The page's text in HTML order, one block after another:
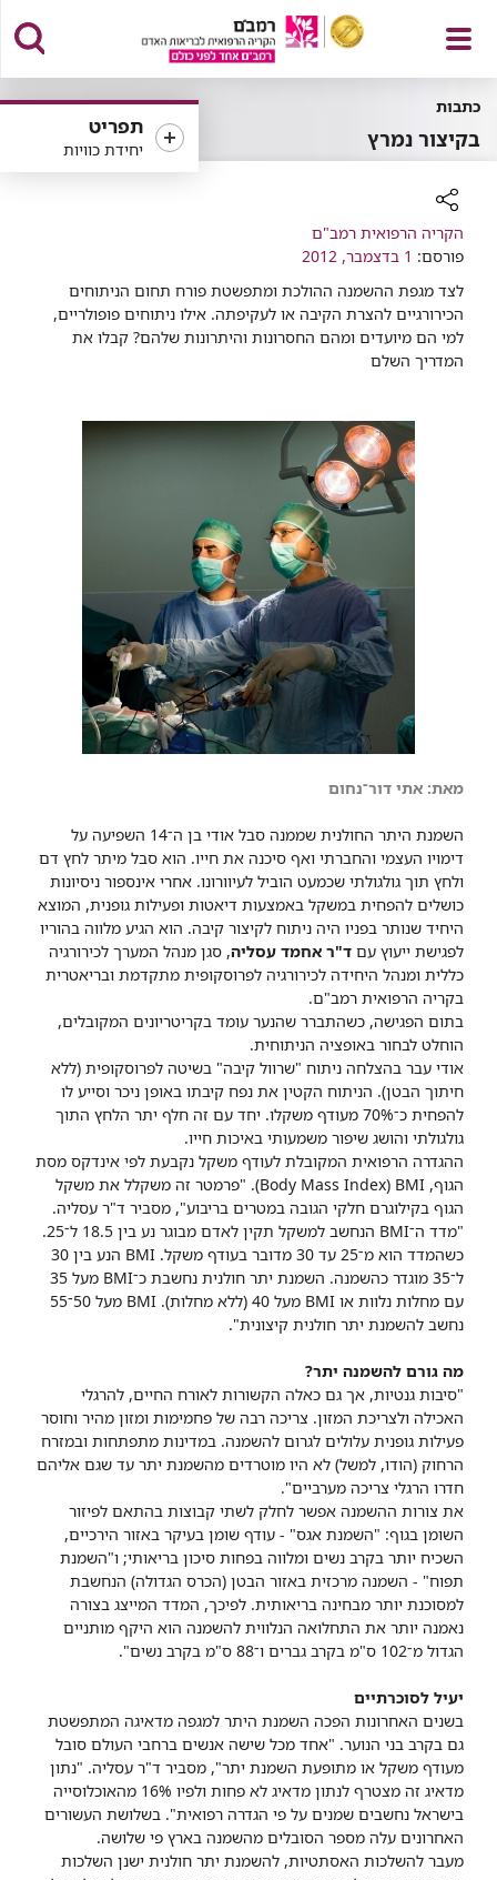
פתח
תפריט
תפריט
יחידת כוויות
כתבות
בקיצור נמרץ
רכיב
שיתוף
הקריה הרפואית רמב"ם
פורסם: 1 בדצמבר, 2012
לצד מגפת ההשמנה ההולכת ומתפשטת פורח תחום הניתוחים
הכירורגיים להצרת הקיבה או לעקיפתה. אילו ניתוחים פופולריים,
למי הם מיועדים ומהם החסרונות והיתרונות שלהם? קבלו את
המדריך השלם
מאת: אתי דור־נחום
השמנת היתר החולנית שממנה סבל אודי בן ה־14 השפיעה על
דימויו העצמי והחברתי ואף סיכנה את חייו. הוא סבל מיתר לחץ דם
ולחץ תוך גולגולתי שכמעט הוביל לעיוורונו. אחרי אינספור ניסיונות
כושלים להפחית במשקל באמצעות דיאטות ופעילות גופנית, המוצא
היחיד שנותר בפניו היה ניתוח לקיצור קיבה. הוא הגיע מלווה בהוריו
לפגישת ייעוץ עם ד"ר אחמד עסליה, סגן מנהל המערך לכירורגיה
כללית ומנהל היחידה לכירורגיה לפרוסקופית מתקדמת ובריאטרית
בקריה הרפואית רמב"ם.
בתום הפגישה, כשהתברר שהנער עומד בקריטריונים המקובלים,
הוחלט לבחור באופציה הניתוחית.
אודי עבר בהצלחה ניתוח "שרוול קיבה" בשיטה לפרוסקופית (ללא
חיתוך הבטן). הניתוח הקטין את נפח קיבתו באופן ניכר וסייע לו
להפחית כ־70% מעודף משקלו. יחד עם זה חלף יתר הלחץ התוך
גולגולתי והושג שיפור משמעותי באיכות חייו.
ההגדרה הרפואית המקובלת לעודף משקל נקבעת לפי אינדקס מסת
הגוף, Body Mass Index) BMI). "פרמטר זה משקלל את משקל
הגוף בקילוגרם חלקי הגובה במטרים בריבוע", מסביר ד"ר עסליה.
"מדד ה־BMI הנחשב למשקל תקין לאדם מבוגר נע בין 18.5 ל־25.
כשהמדד הוא מ־25 עד 30 מדובר בעודף משקל. BMI הנע בין 30
ל־35 מוגדר כהשמנה. השמנת יתר חולנית נחשבת כ־BMI מעל 35
עם מחלות נלוות או BMI מעל 40 (ללא מחלות). BMI מעל 50־55
נחשב להשמנת יתר חולנית קיצונית".
מה גורם להשמנה יתר?
"סיבות גנטיות, אך גם כאלה הקשורות לאורח החיים, להרגלי
האכילה ולצריכת המזון. צריכה רבה של פחמימות ומזון מהיר וחוסר
פעילות גופנית עלולים לגרום להשמנה. במדינות מתפתחות ובמזרח
הרחוק (הודו, למשל) לא היו מוטרדים מהשמנת יתר עד שגם אליהם
חדרו הרגלי צריכה מערביים".
את צורות ההשמנה אפשר לחלק לשתי קבוצות בהתאם לפיזור
השומן בגוף: "השמנת אגס" - עודף שומן בעיקר באזור הירכיים,
השכיח יותר בקרב נשים ומלווה בפחות סיכון בריאותי; ו"השמנת
תפוח" - השמנה מרכזית באזור הבטן (הכרס הגדולה) הנחשבת
למסוכנת יותר מבחינה בריאותית. לפיכך, המדד המייצג בצורה
נאמנה יותר את התחלואה הנלווית להשמנה הוא היקף מותניים
הגדול מ־102 ס"מ בקרב גברים ו־88 ס"מ בקרב נשים".
יעיל לסוכרתיים
בשנים האחרונות הפכה השמנת היתר למגפה מדאיגה המתפשטת
גם בקרב בני הנוער. "אחד מכל שישה אנשים ברחבי העולם סובל
מעודף משקל או מתופעת השמנת יתר", מסביר ד"ר עסליה. "נתון
מדאיג זה מצטרף לנתון מדאיג לא פחות ולפיו 16% מהאוכלוסייה
בישראל נחשבים שמנים על פי הגדרה רפואית". בשלושת העשורים
האחרונים עלה מספר הסובלים מהשמנה בארץ פי שלושה.
מעבר להשלכות האסתטיות, להשמנת יתר חולנית ישנן השלכות